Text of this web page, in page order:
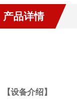
产品详情
【设备介绍】